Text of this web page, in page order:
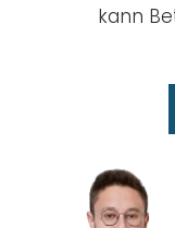
kann